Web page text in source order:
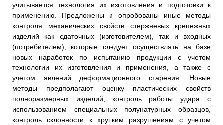
учитывается технология их изготовления и подготовки к
применению. Предложены и опробованы иные методы
контроля механических свойств стержневых крепежных
изделий как сдаточных (изготовителем), так и входных
(потребителем), которые следует осуществлять на базе
новых наработок по испытанию продукции с учетом
технологии их изготовления и применения, а также с
учетом явлений деформационного старения. Новые
методы предполагают оценку пластических свойств
полноразмерных изделий, контроль работы удара с
использованием специальных полунатурных образцов,
контроль склонности к хрупким разрушениям с учетом